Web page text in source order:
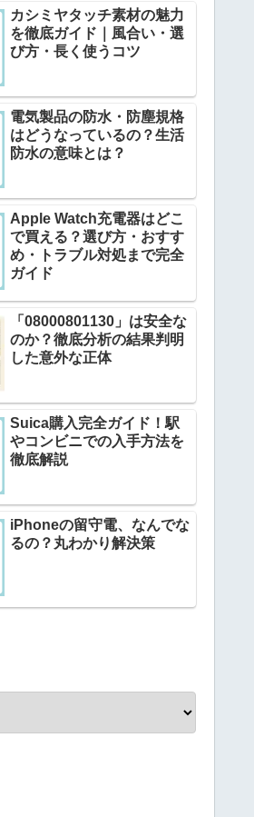
カシミヤタッチ素材の魅力
を徹底ガイド｜風合い・選
び方・長く使うコツ
電気製品の防水・防塵規格
はどうなっているの？生活
防水の意味とは？
Apple Watch充電器はどこ
で買える？選び方・おすす
め・トラブル対処まで完全
ガイド
「08000801130」は安全な
のか？徹底分析の結果判明
した意外な正体
Suica購入完全ガイド！駅
やコンビニでの入手方法を
徹底解説
iPhoneの留守電、なんでな
るの？丸わかり解決策